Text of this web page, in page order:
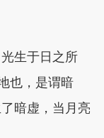
生于日之所
也，是谓暗
暗虚，当月亮